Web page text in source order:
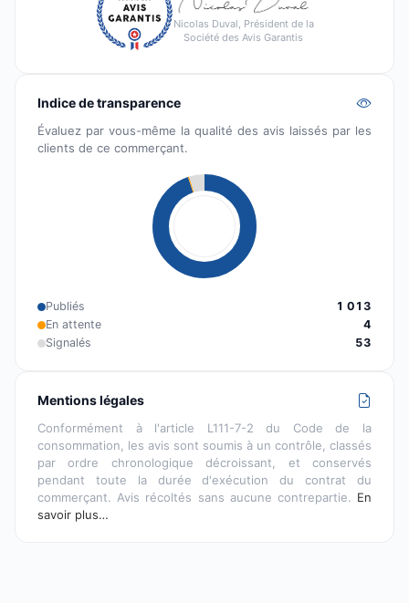
Nicolas Duval, Président de la
Société des Avis Garantis
Indice de transparence
Évaluez par vous-même la qualité des avis laissés par les
clients de ce commerçant.
Publiés
1 013
En attente
4
Signalés
53
Mentions légales
Conformément à l'article L111-7-2 du Code de la
consommation, les avis sont soumis à un contrôle, classés
par ordre chronologique décroissant, et conservés
pendant toute la durée d'exécution du contrat du
commerçant. Avis récoltés sans aucune contrepartie. En
savoir plus…